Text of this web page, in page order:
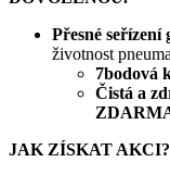
Přesné seřízení
životnost
7bodová
Čistá a
JAK ZÍSKAT AKCI?